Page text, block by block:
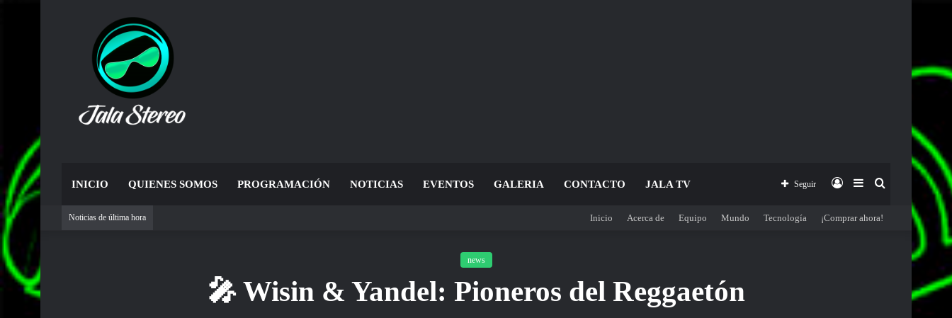
INICIO QUIENES SOMOS PROGRAMACIÓN NOTICIAS EVENTOS GALERIA CONTACTO JALA TV Barra
Acceso
Seguir
Noticias de última hora Inicio Acerca de Equipo Mundo Tecnología ¡Comprar ahora!
news
🎤 Wisin & Yandel: Pioneros del Reggaetón